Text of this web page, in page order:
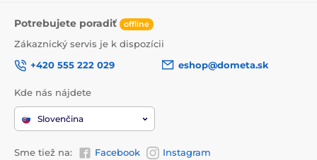
Potrebujete poradiť offline
Zákaznický servis je k dispozícii
+420 555 222 029
eshop@dometa.sk
Kde nás nájdete
Slovenčina
Sme tiež na: Facebook Instagram